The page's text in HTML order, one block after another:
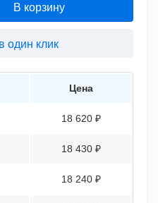
В корзину
один клик
Цена
18 620 ₽
18 430 ₽
18 240 ₽